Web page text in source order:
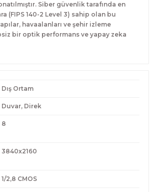
Siber güvenlik tarafında en
(FIPS 140-2 Level 3) sahip olan bu
havaalanları ve şehir izleme
bir optik performans ve yapay zeka
Dış Ortam
Duvar, Direk
8
3840x2160
1/2,8 CMOS